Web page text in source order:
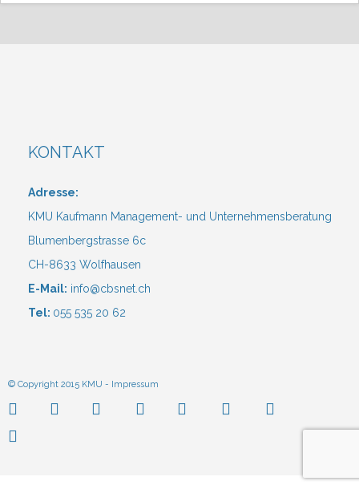
KONTAKT
Adresse:
KMU Kaufmann Management- und Unternehmensberatung
Blumenbergstrasse 6c
CH-8633 Wolfhausen
E-Mail: info@cbsnet.ch
Tel: 055 535 20 62
© Copyright 2015 KMU - Impressum